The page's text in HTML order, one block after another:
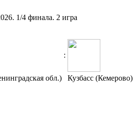
1/4 финала. 2 игра
:
обл.) Кузбасс (Кемерово)